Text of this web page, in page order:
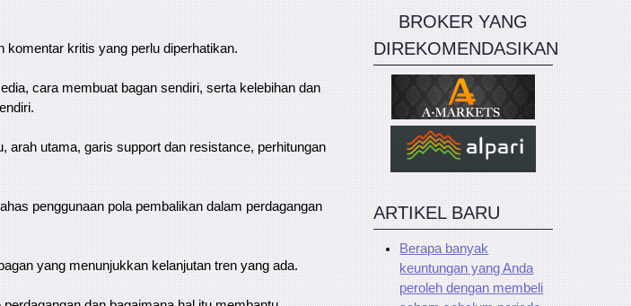
komentar kritis yang perlu diperhatikan.
cara membuat bagan sendiri, serta kelebihan dan
arah utama, garis support dan resistance, perhitungan
penggunaan pola pembalikan dalam perdagangan
yang menunjukkan kelanjutan tren yang ada.
BROKER YANG
DIREKOMENDASIKAN
ARTIKEL BARU
Berapa banyak
keuntungan yang Anda
peroleh dengan membeli